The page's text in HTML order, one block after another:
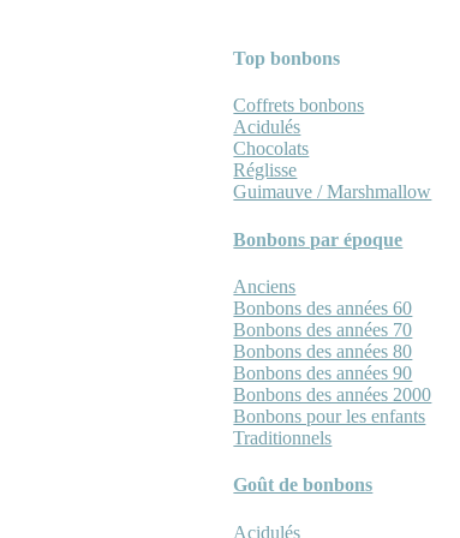
Top bonbons
Coffrets bonbons
Acidulés
Chocolats
Réglisse
Guimauve / Marshmallow
Bonbons par époque
Anciens
Bonbons des années 60
Bonbons des années 70
Bonbons des années 80
Bonbons des années 90
Bonbons des années 2000
Bonbons pour les enfants
Traditionnels
Goût de bonbons
Acidulés